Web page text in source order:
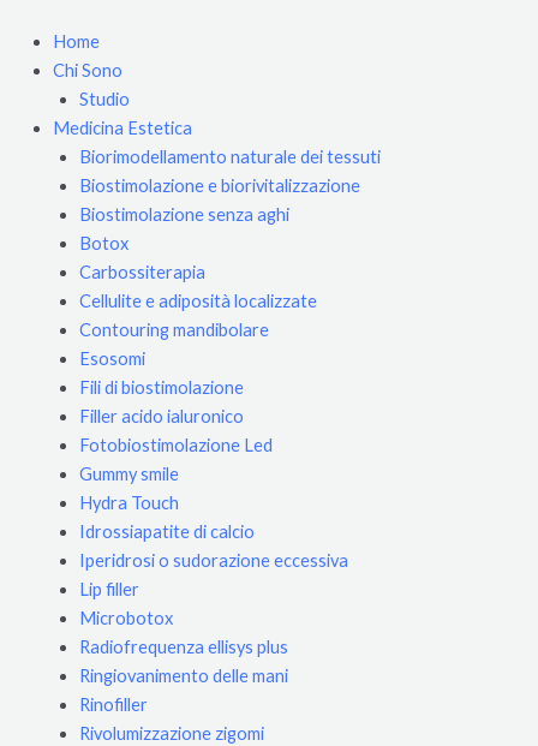
Home
Chi Sono
Studio
Medicina Estetica
Biorimodellamento naturale dei tessuti
Biostimolazione e biorivitalizzazione
Biostimolazione senza aghi
Botox
Carbossiterapia
Cellulite e adiposità localizzate
Contouring mandibolare
Esosomi
Fili di biostimolazione
Filler acido ialuronico
Fotobiostimolazione Led
Gummy smile
Hydra Touch
Idrossiapatite di calcio
Iperidrosi o sudorazione eccessiva
Lip filler
Microbotox
Radiofrequenza ellisys plus
Ringiovanimento delle mani
Rinofiller
Rivolumizzazione zigomi